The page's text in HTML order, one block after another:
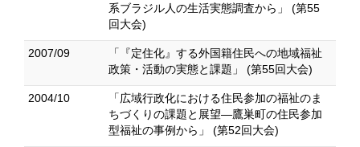
系ブラジル人の生活実態調査から」 (第55
回大会)
2007/09
「『定住化』する外国籍住民への地域福祉
政策・活動の実態と課題」 (第55回大会)
2004/10
「広域行政化における住民参加の福祉のま
ちづくりの課題と展望―鷹巣町の住民参加
型福祉の事例から」 (第52回大会)